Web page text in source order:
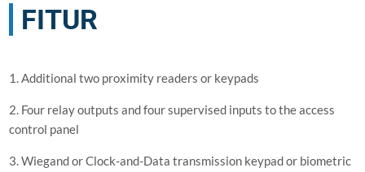
FITUR
1. Additional two proximity readers or keypads
2. Four relay outputs and four supervised inputs to the access
control panel
3. Wiegand or Clock-and-Data transmission keypad or biometric